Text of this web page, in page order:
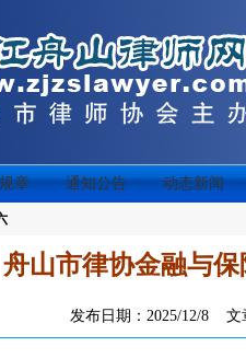
章 通知公告 动态新闻
舟山市律协金融与
发布日期：2025/12/8